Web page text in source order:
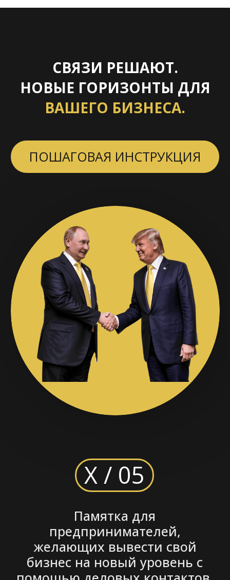
НОВЫЕ ГОРИЗОНТЫ ДЛЯ
ВАШЕГО БИЗНЕСА.
Памятка для
предпринимателей,
желающих вывести свой
бизнес на новый уровень с
помощью деловых контактов.
Х / 05
ПОШАГОВАЯ ИНСТРУКЦИЯ